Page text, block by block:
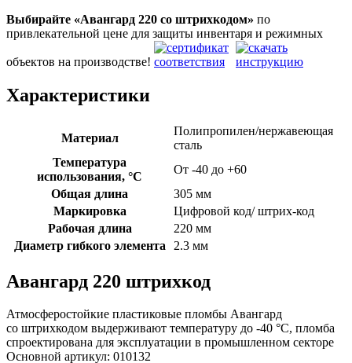
Выбирайте «Авангард 220 со штрихкодом» по
привлекательной цене для защиты инвентаря и режимных
объектов на производстве!
Характеристики
Материал
Полипропилен/нержавеющая
сталь
Температура
использования, °C
От -40 до +60
Общая длина
305 мм
Маркировка
Цифровой код/ штрих-код
Рабочая длина
220 мм
Диаметр гибкого элемента
2.3 мм
Авангард 220 штрихкод
Атмосферостойкие пластиковые пломбы Авангард
со штрихкодом выдерживают температуру до -40 °C, пломба
спроектирована для эксплуатации в промышленном секторе
Основной артикул: 010132